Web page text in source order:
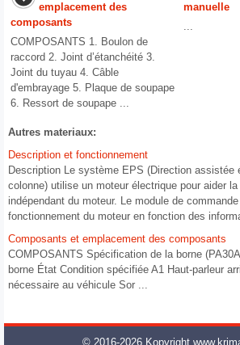
emplacement des
composants
COMPOSANTS 1. Boulon de
raccord 2. Joint d’étanchéité 3.
Joint du tuyau 4. Câble
d'embrayage 5. Plaque de soupape
6. Ressort de soupape ...
manuelle
...
Autres materiaux:
Description et fonctionnement
Description Le système EPS (Direction assistée
colonne) utilise un moteur électrique pour aider
indépendant du moteur. Le module de
fonctionnement du moteur en fonction des
Composants et emplacement des composants
COMPOSANTS Spécification de la borne
borne État Condition spécifiée A1 Haut-parleur
nécessaire au véhicule Sor ...
© 2016-2026 Kopyright